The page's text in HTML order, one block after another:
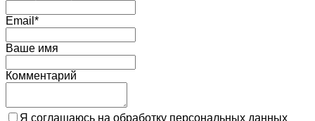
Email*
Ваше имя
Комментарий
Я соглашаюсь на обработку персональных данных